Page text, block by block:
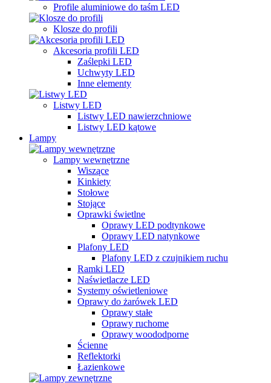
Profile aluminiowe do taśm LED
Klosze do profili
Akcesoria profili LED
Zaślepki LED
Uchwyty LED
Inne elementy
Listwy LED
Listwy LED nawierzchniowe
Listwy LED kątowe
Lampy
Lampy wewnętrzne
Wiszące
Kinkiety
Stołowe
Stojące
Oprawki świetlne
Oprawy LED podtynkowe
Oprawy LED natynkowe
Plafony LED
Plafony LED z czujnikiem ruchu
Ramki LED
Naświetlacze LED
Systemy oświetleniowe
Oprawy do żarówek LED
Oprawy stałe
Oprawy ruchome
Oprawy woododporne
Ścienne
Reflektorki
Łazienkowe